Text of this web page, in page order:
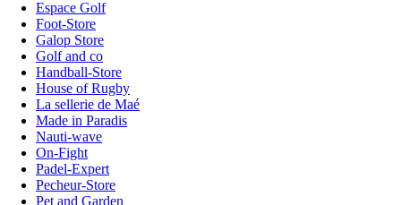
Espace Golf
Foot-Store
Galop Store
Golf and co
Handball-Store
House of Rugby
La sellerie de Maé
Made in Paradis
Nauti-wave
On-Fight
Padel-Expert
Pecheur-Store
Pet and Garden